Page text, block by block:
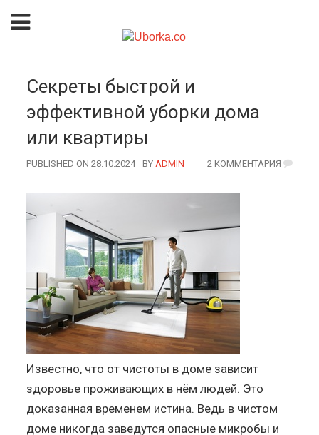
Секреты быстрой и
эффективной уборки дома
или квартиры
PUBLISHED ON 28.10.2024 BY AUTHOR
ADMIN 2 КОММЕНТАРИЯ
Известно, что от чистоты в доме зависит
здоровье проживающих в нём людей. Это
доказанная временем истина. Ведь в чистом
доме никогда заведутся опасные микробы и